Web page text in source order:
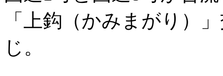
「上鈎（かみまがり）
じ。